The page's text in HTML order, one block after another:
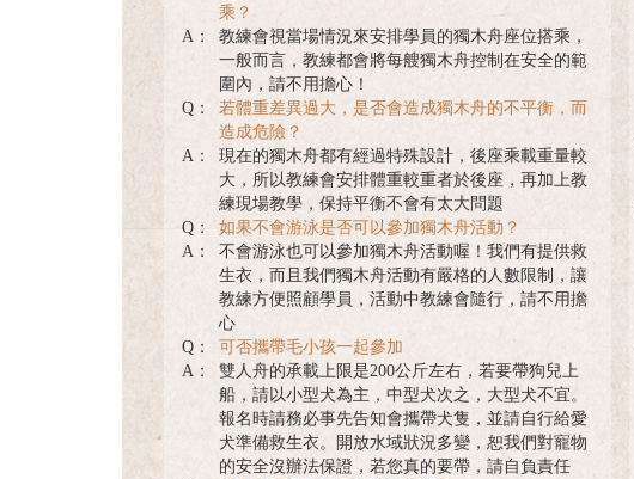
乘？
A：
教練會視當場情況來安排學員的獨木舟座位搭乘，
一般而言，教練都會將每艘獨木舟控制在安全的範
圍內，請不用擔心！
Q：
若體重差異過大，是否會造成獨木舟的不平衡，而
造成危險？
A：
現在的獨木舟都有經過特殊設計，後座乘載重量較
大，所以教練會安排體重較重者於後座，再加上教
練現場教學，保持平衡不會有太大問題
Q：
如果不會游泳是否可以參加獨木舟活動？
A：
不會游泳也可以參加獨木舟活動喔！我們有提供救
生衣，而且我們獨木舟活動有嚴格的人數限制，讓
教練方便照顧學員，活動中教練會隨行，請不用擔
心
Q：
可否攜帶毛小孩一起參加
A：
雙人舟的承載上限是200公斤左右，若要帶狗兒上
船，請以小型犬為主，中型犬次之，大型犬不宜。
報名時請務必事先告知會攜帶犬隻，並請自行給愛
犬準備救生衣。開放水域狀況多變，恕我們對寵物
的安全沒辦法保證，若您真的要帶，請自負責任